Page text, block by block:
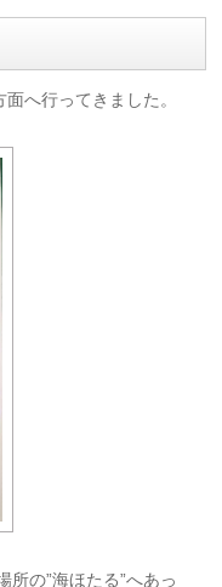
へ行ってきました。
所の”海ほたる”へあっ